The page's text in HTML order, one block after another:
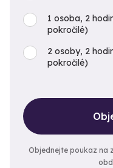
1 osoba, 2
pokročilé)
2 osoby, 2
pokročilé)
Objednejte poukaz na